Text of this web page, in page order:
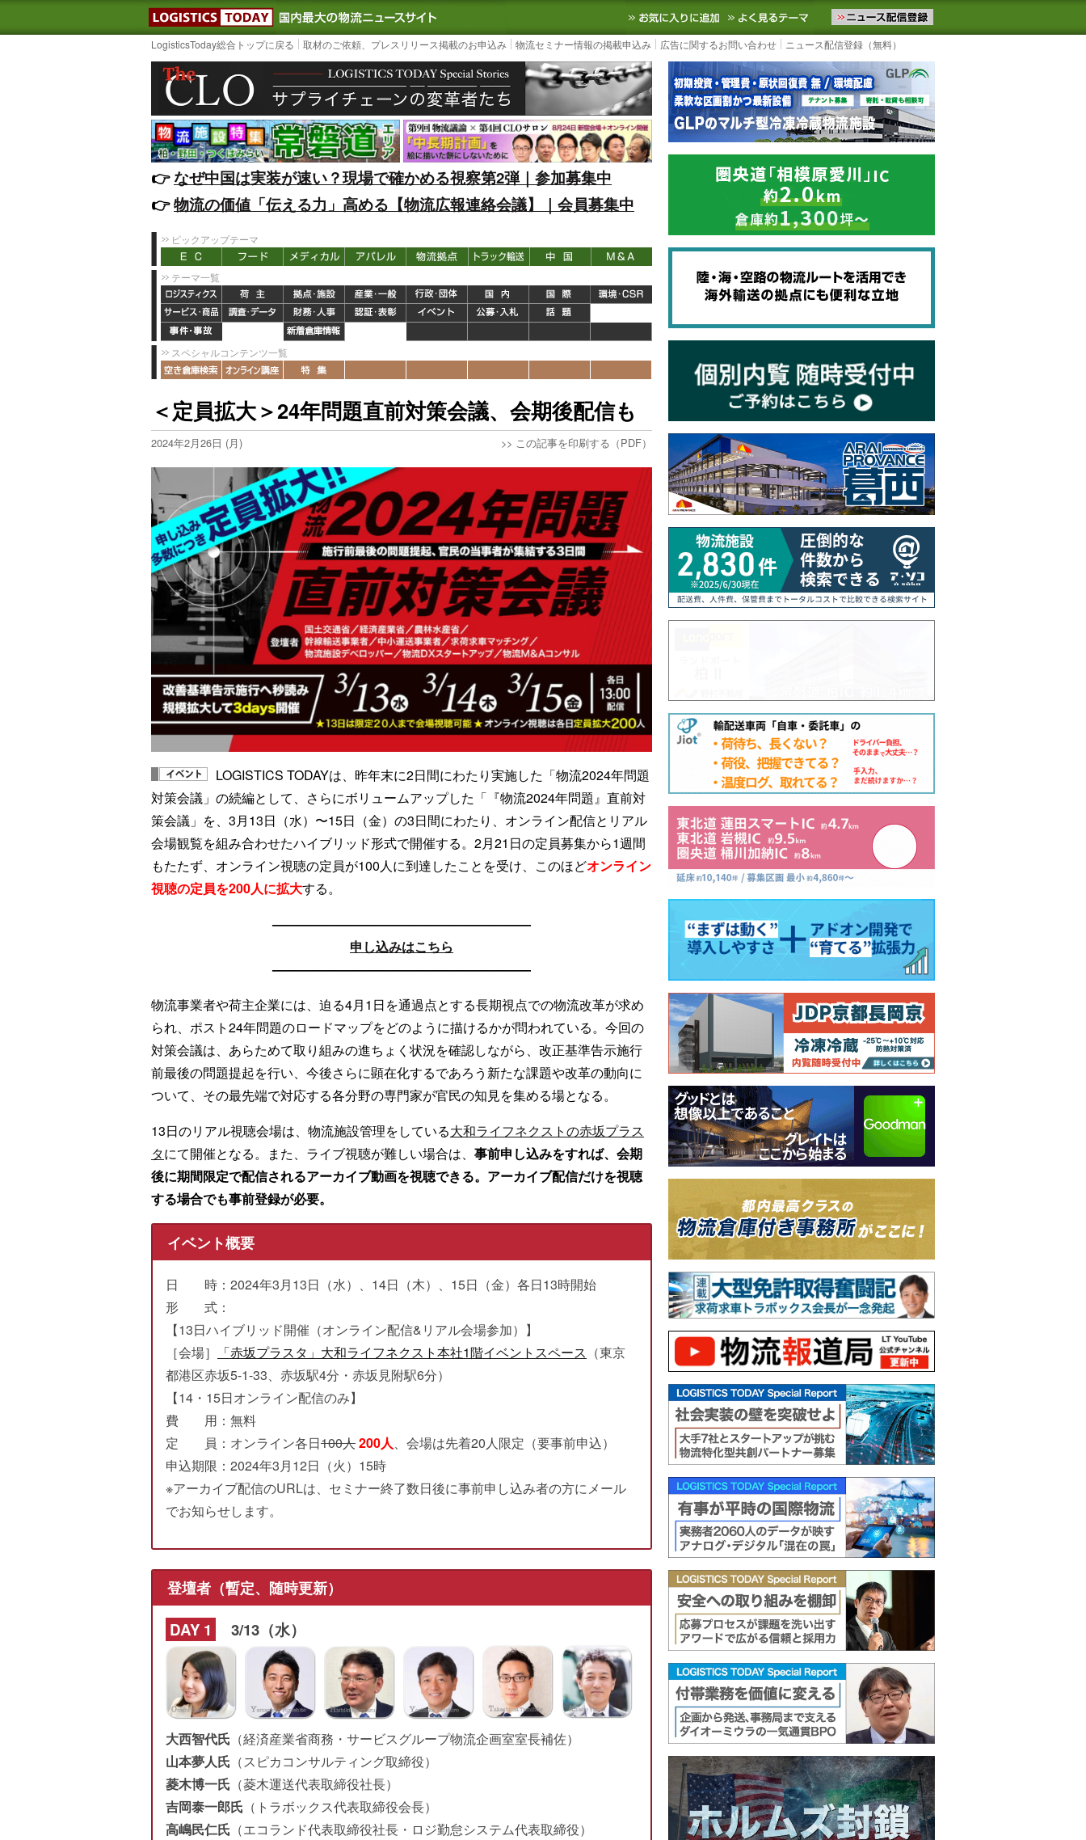
LOGISTICS TODAY｜国内最大の物流ニュースサイト3PL, SCMなど国内外の最新の物流ニュースをお届けします。物流ニュースメール配信を登録す
お気に入りに追加 よく見るテーマ
LogisticsToday総合トップに戻る 取材のご依頼、プレスリリース掲載のお申込み 物流セミナー情報の掲載申込み 広告に関するお問い合わせ ニュース配信登録（無料）
👉️なぜ中国は実装が速い？現場で確かめる視察第2弾｜参加募集中
👉️物流の価値「伝える力」高める【物流広報連絡会議】｜会員募集中
ピックアップテーマ
テーマ一覧
スペシャルコンテンツ一覧
＜定員拡大＞24年問題直前対策会議、会期後配信も
2024年2月26日 (月) >> この記事を印刷する（PDF）
LOGISTICS TODAYは、昨年末に2日間にわたり実施した「物流2024年問題
対策会議」の続編として、さらにボリュームアップした「『物流2024年問題』直前対
策会議」を、3月13日（水）〜15日（金）の3日間にわたり、オンライン配信とリアル
会場観覧を組み合わせたハイブリッド形式で開催する。2月21日の定員募集から1週間
もたたず、オンライン視聴の定員が100人に到達したことを受け、このほどオンライン
視聴の定員を200人に拡大する。
————————————————————
申し込みはこちら
————————————————————
物流事業者や荷主企業には、迫る4月1日を通過点とする長期視点での物流改革が求め
られ、ポスト24年問題のロードマップをどのように描けるかが問われている。今回の
対策会議は、あらためて取り組みの進ちょく状況を確認しながら、改正基準告示施行
前最後の問題提起を行い、今後さらに顕在化するであろう新たな課題や改革の動向に
ついて、その最先端で対応する各分野の専門家が官民の知見を集める場となる。
13日のリアル視聴会場は、物流施設管理をしている大和ライフネクストの赤坂プラス
タにて開催となる。また、ライブ視聴が難しい場合は、 事前申し込みをすれば、会期
後に期間限定で配信されるアーカイブ動画を視聴できる。アーカイブ配信だけを視聴
する場合でも事前登録が必要。
イベント概要
日 時：2024年3月13日（水）、14日（木）、15日（金）各日13時開始
形 式：
【13日ハイブリッド開催（オンライン配信&リアル会場参加）】
［会場］
「赤坂プラスタ」大和ライフネクスト本社1階イベントスペース （東京
都港区赤坂5-1-33、赤坂駅4分・赤坂見附駅6分）
【14・15日オンライン配信のみ】
費 用：無料
定 員：オンライン各日100人200人 、会場は先着20人限定（要事前申込）
申込期限：2024年3月12日（火）15時
※アーカイブ配信のURLは、セミナー終了数日後に事前申し込み者の方にメール
でお知らせします。
登壇者（暫定、随時更新）
DAY 1 3/13（水）
大西智代氏 （経済産業省商務・サービスグループ物流企画室室長補佐）
山本夢人氏 （スピカコンサルティング取締役）
菱木博一氏 （菱木運送代表取締役社長）
吉岡泰一郎氏 （トラボックス代表取締役会長）
高嶋民仁氏 （エコランド代表取締役社長・ロジ勤怠システム代表取締役）